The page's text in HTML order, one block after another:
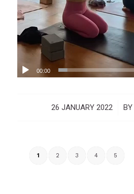
00:00
26 JANUARY 2022
/ BY
1 2 3 4 5